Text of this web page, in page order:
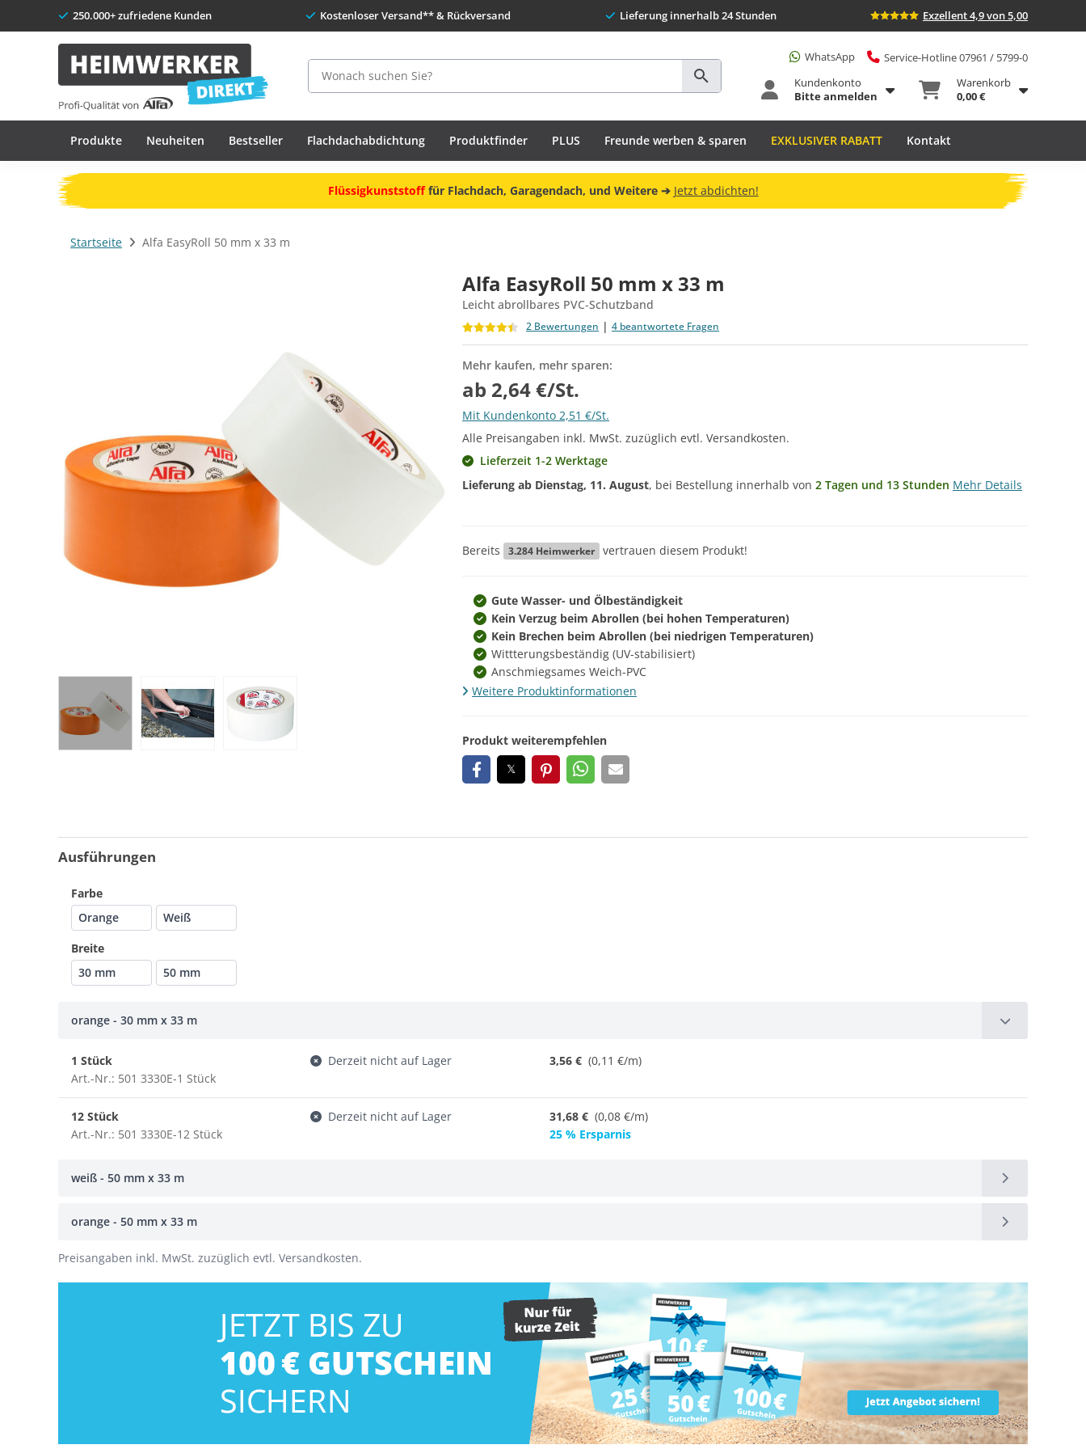
250.000+ zufriedene Kunden Kostenloser Versand** & Rückversand Lieferung innerhalb 24 Stunden Exzellent 4,9 von 5,00
Suche
WhatsApp
Service-Hotline 07961 / 5799-0
Kundenkonto
Bitte anmelden
Warenkorb
0,00 €
Produkte Neuheiten Bestseller Flachdachabdichtung Produktfinder PLUS Freunde werben & sparen EXKLUSIVER RABATT Kontakt
Flüssigkunststofffür Flachdach, Garagendach, und Weitere ➔ Jetzt abdichten!
Startseite Alfa EasyRoll 50 mm x 33 m
Alfa EasyRoll 50 mm x 33 m
Leicht abrollbares PVC-Schutzband
2 Bewertungen | 4 beantwortete Fragen
Mehr kaufen, mehr sparen:
ab 2,64 €/St.
Mit Kundenkonto 2,51 €/St.
Alle Preisangaben inkl. MwSt. zuzüglich evtl. Versandkosten.
Lieferzeit 1-2 Werktage
Lieferung ab Dienstag, 11. August, bei Bestellung innerhalb von 2 Tagen und 13 Stunden Mehr Details
Bereits 3.284 Heimwerker vertrauen diesem Produkt!
Gute Wasser- und Ölbeständigkeit
Kein Verzug beim Abrollen (bei hohen Temperaturen)
Kein Brechen beim Abrollen (bei niedrigen Temperaturen)
Wittterungsbeständig (UV-stabilisiert)
Anschmiegsames Weich-PVC
Weitere Produktinformationen
Produkt weiterempfehlen
Ausführungen
Farbe
Orange
Weiß
Breite
30 mm
50 mm
orange - 30 mm x 33 m
1 Stück
Art.-Nr.: 501 3330E-1 Stück
Derzeit nicht auf Lager 3,56 € (0,11 €/m)
12 Stück
Art.-Nr.: 501 3330E-12 Stück
Derzeit nicht auf Lager 31,68 € (0,08 €/m)
25 % Ersparnis
weiß - 50 mm x 33 m
orange - 50 mm x 33 m
Preisangaben inkl. MwSt. zuzüglich evtl. Versandkosten.